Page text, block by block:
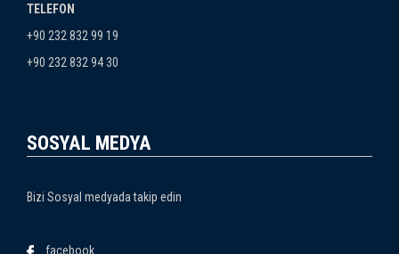
TELEFON
+90 232 832 99 19
+90 232 832 94 30
SOSYAL MEDYA
Bizi Sosyal medyada takip edin
facebook